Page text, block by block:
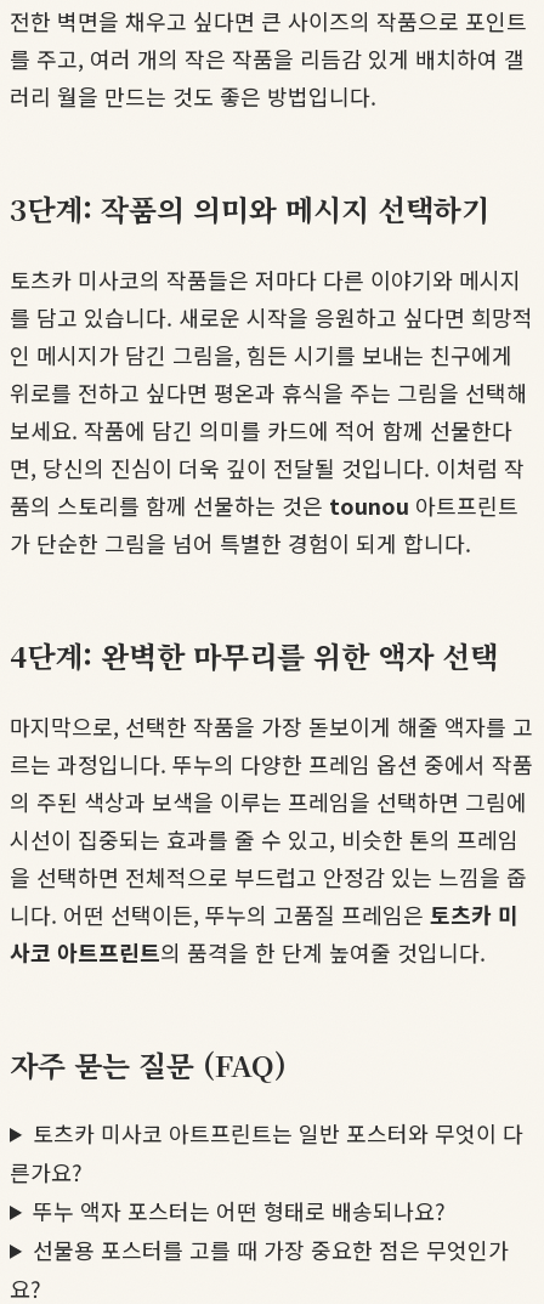
전한 벽면을 채우고 싶다면 큰 사이즈의 작품으로 포인트
를 주고, 여러 개의 작은 작품을 리듬감 있게 배치하여 갤
러리 월을 만드는 것도 좋은 방법입니다.
3단계: 작품의 의미와 메시지 선택하기
토츠카 미사코의 작품들은 저마다 다른 이야기와 메시지
를 담고 있습니다. 새로운 시작을 응원하고 싶다면 희망적
인 메시지가 담긴 그림을, 힘든 시기를 보내는 친구에게
위로를 전하고 싶다면 평온과 휴식을 주는 그림을 선택해
보세요. 작품에 담긴 의미를 카드에 적어 함께 선물한다
면, 당신의 진심이 더욱 깊이 전달될 것입니다. 이처럼 작
품의 스토리를 함께 선물하는 것은 tounou 아트프린트
가 단순한 그림을 넘어 특별한 경험이 되게 합니다.
4단계: 완벽한 마무리를 위한 액자 선택
마지막으로, 선택한 작품을 가장 돋보이게 해줄 액자를 고
르는 과정입니다. 뚜누의 다양한 프레임 옵션 중에서 작품
의 주된 색상과 보색을 이루는 프레임을 선택하면 그림에
시선이 집중되는 효과를 줄 수 있고, 비슷한 톤의 프레임
을 선택하면 전체적으로 부드럽고 안정감 있는 느낌을 줍
니다. 어떤 선택이든, 뚜누의 고품질 프레임은 토츠카 미
사코 아트프린트의 품격을 한 단계 높여줄 것입니다.
자주 묻는 질문 (FAQ)
토츠카 미사코 아트프린트는 일반 포스터와 무엇이 다
른가요?
뚜누 액자 포스터는 어떤 형태로 배송되나요?
선물용 포스터를 고를 때 가장 중요한 점은 무엇인가
요?